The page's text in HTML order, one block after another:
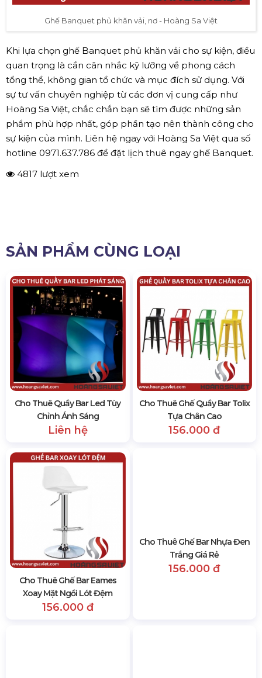
Ghế Banquet phủ khăn vải, nơ - Hoàng Sa Việt
Khi lựa chọn ghế Banquet phủ khăn vải cho sự kiện, điều
quan trọng là cần cân nhắc kỹ lưỡng về phong cách
tổng thể, không gian tổ chức và mục đích sử dụng. Với
sự tư vấn chuyên nghiệp từ các đơn vị cung cấp như
Hoàng Sa Việt, chắc chắn bạn sẽ tìm được những sản
phẩm phù hợp nhất, góp phần tạo nên thành công cho
sự kiện của mình. Liên hệ ngay với Hoàng Sa Việt qua số
hotline 0971.637.786 để đặt lịch thuê ngay ghế Banquet.
4817 lượt xem
SẢN PHẨM CÙNG LOẠI
Cho Thuê Quầy Bar Led Tùy
Chỉnh Ánh Sáng
Liên hệ
Cho Thuê Ghế Quầy Bar Tolix
Tựa Chân Cao
156.000 đ
Cho Thuê Ghế Bar Eames
Xoay Mặt Ngồi Lót Đệm
156.000 đ